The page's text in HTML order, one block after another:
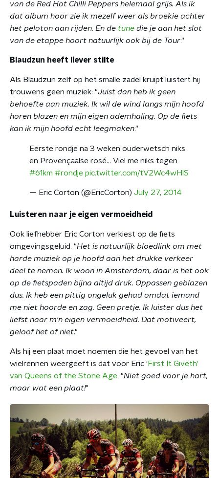
van de Red Hot Chilli Peppers helemaal grijs. Als ik
dat album hoor zie ik mezelf weer als broekie achter
het peloton aan rijden. En de tune die je aan het slot
van de etappe hoort natuurlijk ook bij de Tour."
Blaudzun heeft liever stilte
Als Blaudzun zelf op het smalle zadel kruipt luistert hij
trouwens geen muziek: "Juist dan heb ik geen
behoefte aan muziek. Ik wil de wind langs mijn hoofd
horen blazen en mijn eigen ademhaling. Op de fiets
kan ik mijn hoofd echt leegmaken."
Eerste rondje na 3 weken ouderwetsch niks
en Provençaalse rosé... Viel me niks tegen
#61km #rondje pic.twitter.com/tV2Wc4wHlS
— Eric Corton (@EricCorton) July 27, 2014
Luisteren naar je eigen vermoeidheid
Ook liefhebber Eric Corton verkiest op de fiets
omgevingsgeluid. "Het is natuurlijk bloedlink om met
harde muziek op je hoofd aan het drukke verkeer
deel te nemen. Ik woon in Amsterdam, daar is het ook
op de fietspaden bijna altijd druk. Oppassen geblazen
dus. Ik heb een pittig ongeluk gehad omdat iemand
me niet hoorde en zag. Geen pretje. Ik luister dus het
liefst naar m'n eigen vermoeidheid. Dat motiveert,
geloof het of niet."
Als hij een plaat moet noemen die het gevoel van het
wielrennen weergeeft is dat voor Eric 'First It Giveth'
van Queens of the Stone Age. "Niet goed voor je hart,
maar wat een plaat!"